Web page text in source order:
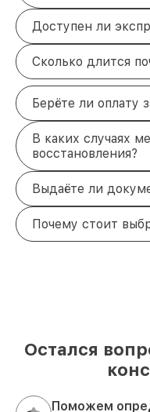
Доступен ли
Сколько длится
Берёте ли оплату
В каких случаях
восстановления?
Выдаёте ли
Почему стоит
Остался
Поможем